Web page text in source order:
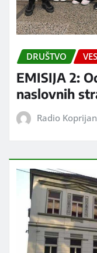
DRUŠTVO
EMISIJA 2:
naslovnih
Radio Koprijan